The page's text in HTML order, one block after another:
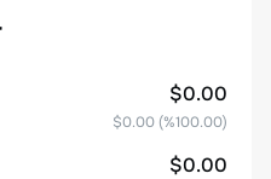
$0.00
$0.00 (%100.00)
$0.00